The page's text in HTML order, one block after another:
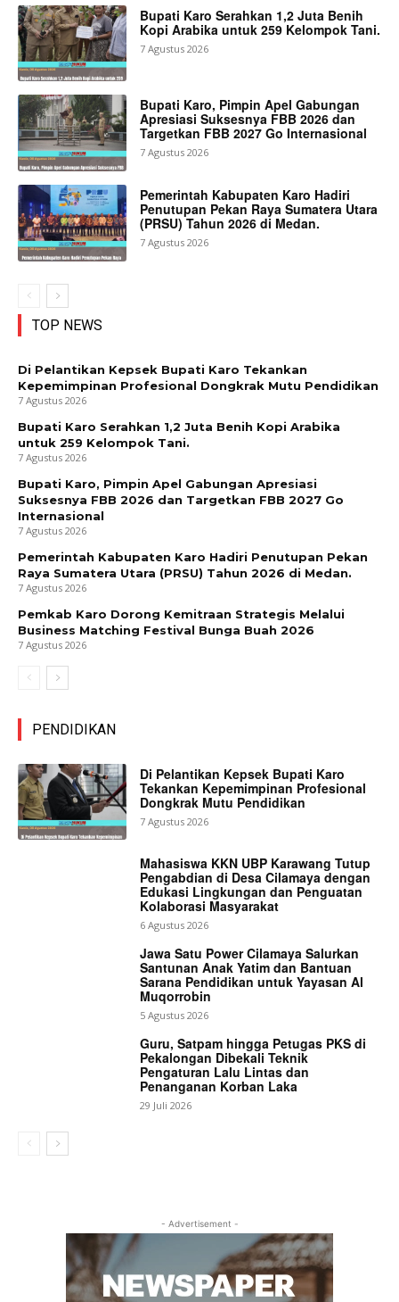
Bupati Karo Serahkan 1,2 Juta Benih
Kopi Arabika untuk 259 Kelompok Tani.
7 Agustus 2026
Bupati Karo, Pimpin Apel Gabungan
Apresiasi Suksesnya FBB 2026 dan
Targetkan FBB 2027 Go Internasional
7 Agustus 2026
Pemerintah Kabupaten Karo Hadiri
Penutupan Pekan Raya Sumatera Utara
(PRSU) Tahun 2026 di Medan.
7 Agustus 2026
TOP NEWS
Di Pelantikan Kepsek Bupati Karo Tekankan
Kepemimpinan Profesional Dongkrak Mutu Pendidikan
7 Agustus 2026
Bupati Karo Serahkan 1,2 Juta Benih Kopi Arabika
untuk 259 Kelompok Tani.
7 Agustus 2026
Bupati Karo, Pimpin Apel Gabungan Apresiasi
Suksesnya FBB 2026 dan Targetkan FBB 2027 Go
Internasional
7 Agustus 2026
Pemerintah Kabupaten Karo Hadiri Penutupan Pekan
Raya Sumatera Utara (PRSU) Tahun 2026 di Medan.
7 Agustus 2026
Pemkab Karo Dorong Kemitraan Strategis Melalui
Business Matching Festival Bunga Buah 2026
7 Agustus 2026
PENDIDIKAN
Di Pelantikan Kepsek Bupati Karo
Tekankan Kepemimpinan Profesional
Dongkrak Mutu Pendidikan
7 Agustus 2026
Mahasiswa KKN UBP Karawang Tutup
Pengabdian di Desa Cilamaya dengan
Edukasi Lingkungan dan Penguatan
Kolaborasi Masyarakat
6 Agustus 2026
Jawa Satu Power Cilamaya Salurkan
Santunan Anak Yatim dan Bantuan
Sarana Pendidikan untuk Yayasan Al
Muqorrobin
5 Agustus 2026
Guru, Satpam hingga Petugas PKS di
Pekalongan Dibekali Teknik
Pengaturan Lalu Lintas dan
Penanganan Korban Laka
29 Juli 2026
- Advertisement -